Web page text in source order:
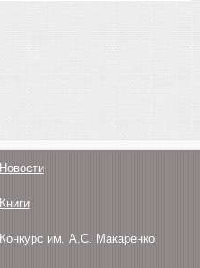
Новости
Книги
Конкурс им. А.С. Макаренко